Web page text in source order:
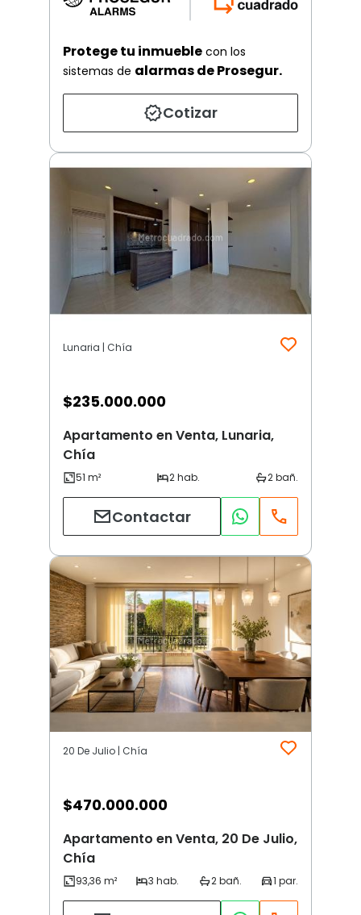
Protege tu inmueble con los
sistemas de alarmas de Prosegur.
Cotizar
Lunaria | Chía
$235.000.000
Apartamento en Venta, Lunaria,
Chía
Contactar
20 De Julio | Chía
$470.000.000
Apartamento en Venta, 20 De Julio,
Chía